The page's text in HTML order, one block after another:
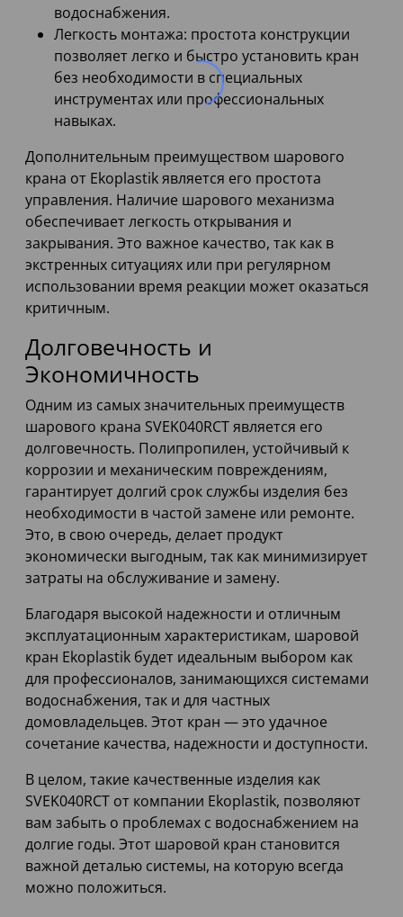
водоснабжения.
Легкость монтажа: простота конструкции
позволяет легко и быстро установить кран
без необходимости в специальных
инструментах или профессиональных
навыках.
Дополнительным преимуществом шарового
крана от Ekoplastik является его простота
управления. Наличие шарового механизма
обеспечивает легкость открывания и
закрывания. Это важное качество, так как в
экстренных ситуациях или при регулярном
использовании время реакции может оказаться
критичным.
Долговечность и
Экономичность
Одним из самых значительных преимуществ
шарового крана SVEK040RCT является его
долговечность. Полипропилен, устойчивый к
коррозии и механическим повреждениям,
гарантирует долгий срок службы изделия без
необходимости в частой замене или ремонте.
Это, в свою очередь, делает продукт
экономически выгодным, так как минимизирует
затраты на обслуживание и замену.
Благодаря высокой надежности и отличным
эксплуатационным характеристикам, шаровой
кран Ekoplastik будет идеальным выбором как
для профессионалов, занимающихся системами
водоснабжения, так и для частных
домовладельцев. Этот кран — это удачное
сочетание качества, надежности и доступности.
В целом, такие качественные изделия как
SVEK040RCT от компании Ekoplastik, позволяют
вам забыть о проблемах с водоснабжением на
долгие годы. Этот шаровой кран становится
важной деталью системы, на которую всегда
можно положиться.